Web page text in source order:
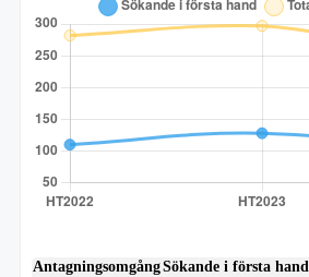
AntagningsomgångSökande i första hand